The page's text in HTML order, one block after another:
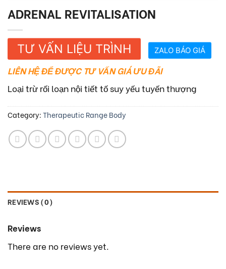
ADRENAL REVITALISATION
TƯ VẤN LIỆU TRÌNH ZALO BÁO GIÁ
LIÊN HỆ ĐỂ ĐƯỢC TƯ VẤN GIÁ ƯU ĐÃI
Loại trừ rối loạn nội tiết tố suy yếu tuyến thượng
Category:Therapeutic Range Body
REVIEWS (0)
Reviews
There are no reviews yet.